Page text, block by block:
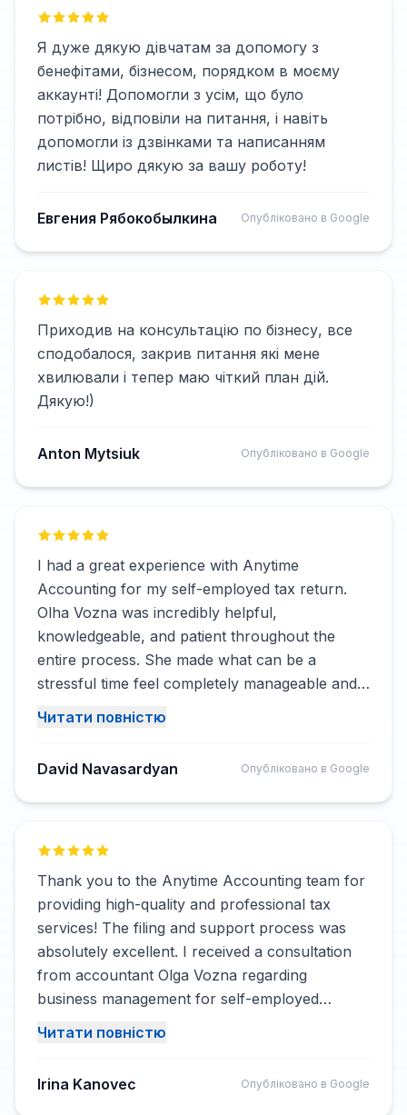
Я дуже дякую дівчатам за допомогу з
бенефітами, бізнесом, порядком в моєму
аккаунті! Допомогли з усім, що було
потрібно, відповіли на питання, і навіть
допомогли із дзвінками та написанням
листів! Щиро дякую за вашу роботу!
Евгения Рябокобылкина Опубліковано в Google
Приходив на консультацію по бізнесу, все
сподобалося, закрив питання які мене
хвилювали і тепер маю чіткий план дій.
Дякую!)
Anton Mytsiuk Опубліковано в Google
I had a great experience with Anytime
Accounting for my self-employed tax return.
Olha Vozna was incredibly helpful,
knowledgeable, and patient throughout the
entire process. She made what can be a
stressful time feel completely manageable and
ensured everything was handled accurately. I
Anytime Accounting to anyone looking for
reliable and professional accounting services!
Читати повністю
David Navasardyan Опубліковано в Google
Thank you to the Anytime Accounting team for
providing high-quality and professional tax
services! The filing and support process was
absolutely excellent. I received a consultation
from accountant Olga Vozna regarding
business management for self-employed
individuals. All my questions were answered
Anytime Accounting to anyone looking for a
Читати повністю
Irina Kanovec Опубліковано в Google